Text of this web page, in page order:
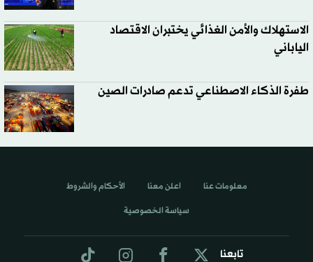
الاستهلاك والأمن الغذائي يختبران الاقتصاد
الياباني
طفرة الذكاء الاصطناعي تدعم صادرات الصين
تابعنا
معلومات عنا اعلن معنا الأحكام والشروط
سياسة الخصوصية